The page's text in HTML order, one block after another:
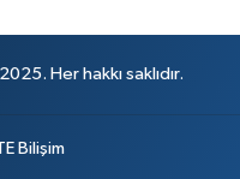
Her hakkı saklıdır.
Bilişim